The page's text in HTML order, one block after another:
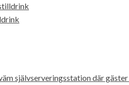
självserveringsstation där